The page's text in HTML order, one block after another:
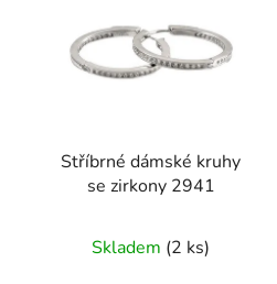
Stříbrné dámské kruhy
se zirkony 2941
Skladem (2 ks)